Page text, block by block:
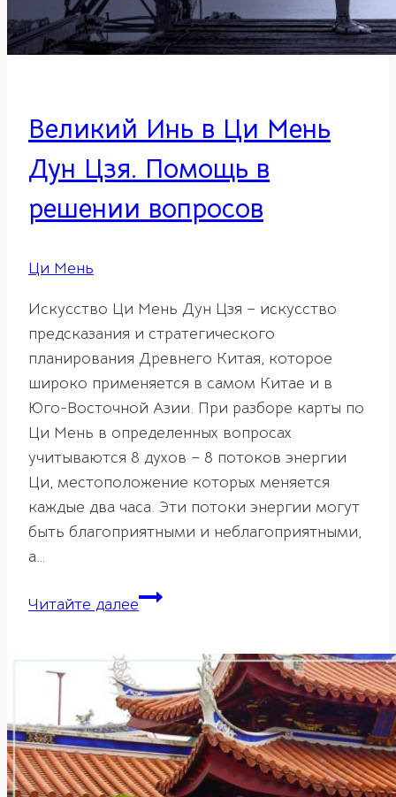
Великий Инь в Ци Мень
Дун Цзя. Помощь в
решении вопросов
Ци Мень
Искусство Ци Мень Дун Цзя – искусство
предсказания и стратегического
планирования Древнего Китая, которое
широко применяется в самом Китае и в
Юго-Восточной Азии. При разборе карты по
Ци Мень в определенных вопросах
учитываются 8 духов – 8 потоков энергии
Ци, местоположение которых меняется
каждые два часа. Эти потоки энергии могут
быть благоприятными и неблагоприятными,
а…
Читайте далееВеликий
Мень
Дун
Цзя.
Помощь